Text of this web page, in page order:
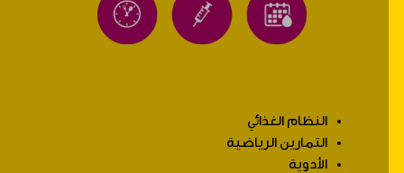
النظام الغذائي
التمارين الرياضية
الأدوية